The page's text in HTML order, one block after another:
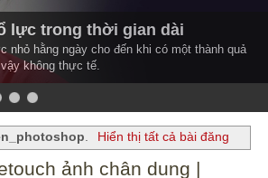
lực trong thời gian dài
hằng ngày cho đến khi có một thành quả
không thực tế.
. Hiển thị tất cả bài đăng
ảnh chân dung |